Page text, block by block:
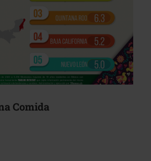
Comida